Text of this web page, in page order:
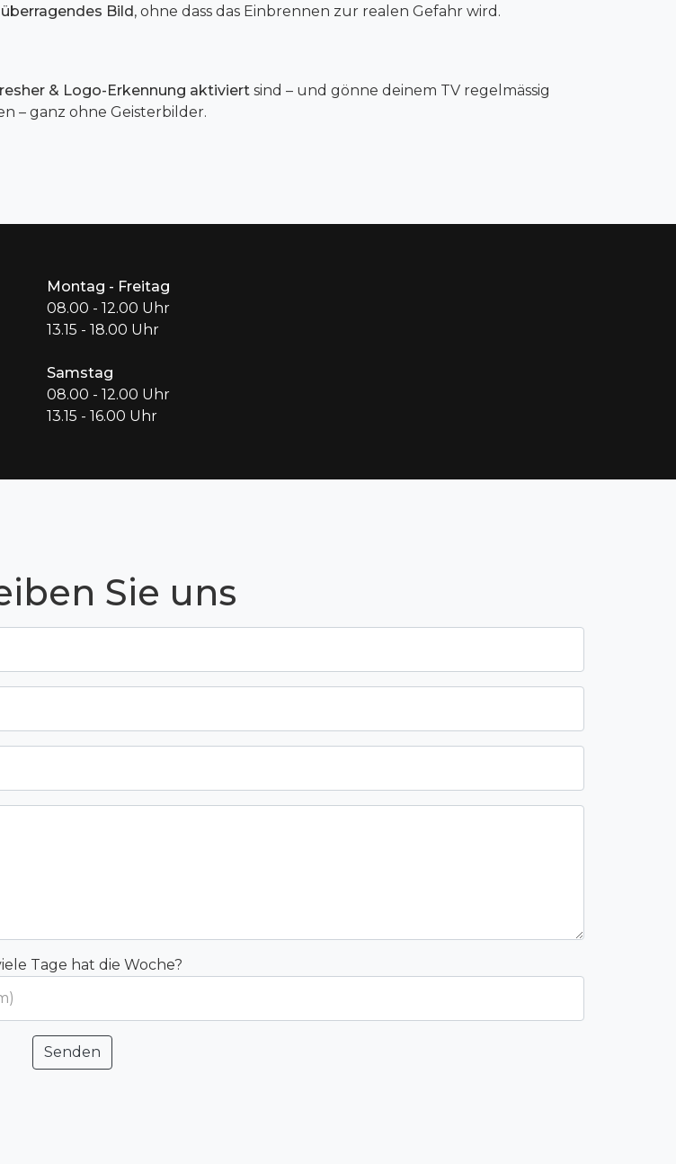
Bild, ohne dass das Einbrennen zur realen Gefahr wird.
& Logo-Erkennung aktiviert sind – und gönne deinem TV regelmässig
– ganz ohne Geisterbilder.
Montag - Freitag
08.00 - 12.00 Uhr
13.15 - 18.00 Uhr
Samstag
08.00 - 12.00 Uhr
13.15 - 16.00 Uhr
Sie uns
Tage hat die Woche?